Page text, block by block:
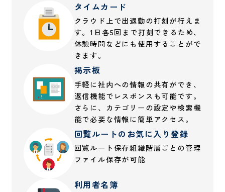
タイムカード
クラウド上で出退勤の打刻が行えま
す。1日各5回まで打刻できるため、
休憩時間などにも使用することがで
きます。
掲示板
手軽に社内への情報の共有ができ、
返信機能でレスポンスも可能です。
さらに、カテゴリーの設定や検索機
能で必要な情報に簡単アクセス。
回覧ルートのお気に入り登録
回覧ルート保存組織階層ごとの管理
ファイル保存が可能
利用者名簿